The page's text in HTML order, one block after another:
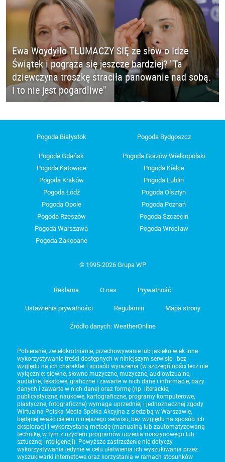
Ewa Woydyłło TŁUMACZY SIĘ ze słów o Idze
Świątek i pogrąża się jeszcze bardziej? "Ta
dziewczyna troszkę straciła panowanie nad sobą.
I to nie jest pogardliwe"
Pogoda Białystok Pogoda Bydgoszcz
Pogoda Gdańsk
Pogoda Gorzów Wielkopolski
Pogoda Katowice
Pogoda Kielce
Pogoda Kraków
Pogoda Lublin
Pogoda Łódź
Pogoda Olsztyn
Pogoda Opole
Pogoda Poznań
Pogoda Rzeszów
Pogoda Szczecin
Pogoda Warszawa
Pogoda Wrocław
Pogoda Zakopane
© 1995-2026 Grupa WP
Reklama O nas Prywatność
Ustawienia prywatności Regulamin Mapa strony
Źródło danych: WeatherOnline
Pobieranie, zwielokrotnianie, przechowywanie lub jakiekolwiek inne
wykorzystywanie treści dostępnych w niniejszym serwisie - bez
względu na ich charakter i sposób wyrażenia (w szczególności lecz nie
wyłącznie: słowne, słowno-muzyczne, muzyczne, audiowizualne,
audialne, tekstowe, graficzne i zawarte w nich dane i informacje, bazy
danych i zawarte w nich dane) oraz formę (np. literackie,
publicystyczne, naukowe, kartograficzne, programy komputerowe,
plastyczne, fotograficzne) wymaga uprzedniej i jednoznacznej zgody
Wirtualna Polska Media Spółka Akcyjna z siedzibą w Warszawie,
będącej właścicielem niniejszego serwisu, bez względu na sposób ich
eksploracji i wykorzystaną metodę (manualną lub zautomatyzowaną
technikę, w tym z użyciem programów uczenia maszynowego lub
sztucznej inteligencji). Powyższe zastrzeżenie nie dotyczy
wykorzystywania jedynie w celu ułatwienia ich wyszukiwania przez
wyszukiwarki internetowe oraz korzystania w ramach stosunków